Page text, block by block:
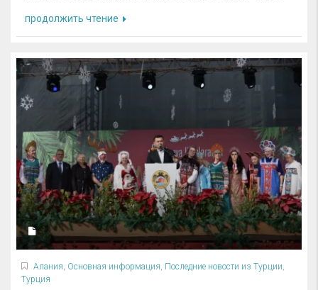
продолжить чтение
Алания Основная информация Последние новости из Турции
Турция